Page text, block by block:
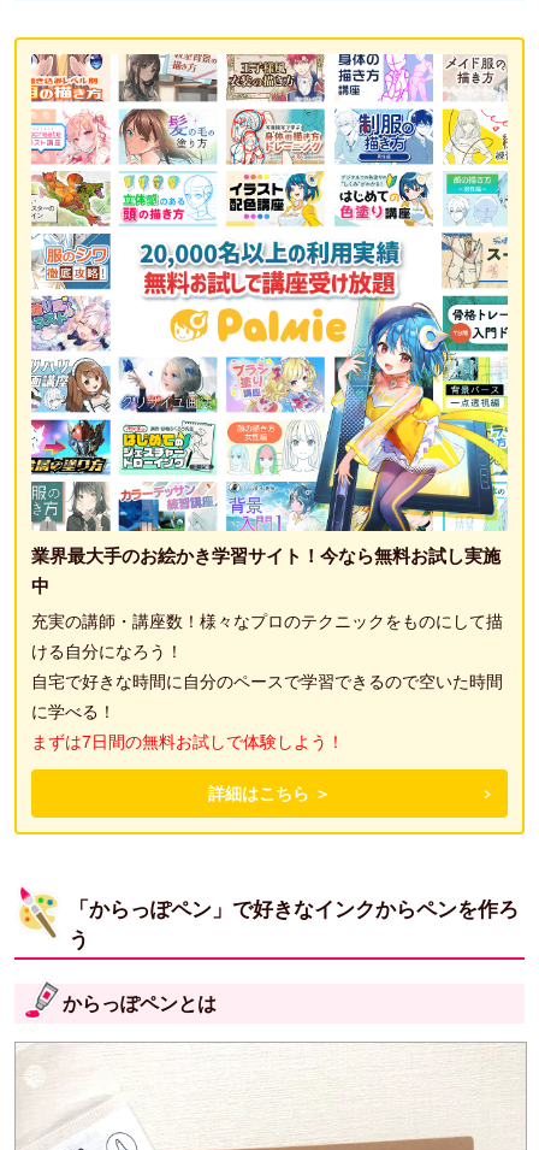
業界最大手のお絵かき学習サイト！今なら無料お試し実施
中
充実の講師・講座数！様々なプロのテクニックをものにして描
ける自分になろう！
自宅で好きな時間に自分のペースで学習できるので空いた時間
に学べる！
まずは7日間の無料お試しで体験しよう！
詳細はこちら ＞
「からっぽペン」で好きなインクからペンを作ろ
う
からっぽペンとは